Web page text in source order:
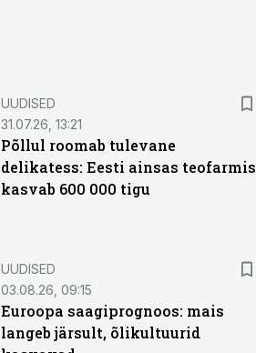
UUDISED
31.07.26, 13:21
Põllul roomab tulevane
delikatess: Eesti ainsas teofarmis
kasvab 600 000 tigu
UUDISED
03.08.26, 09:15
Euroopa saagiprognoos: mais
langeb järsult, õlikultuurid